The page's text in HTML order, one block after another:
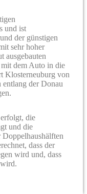
und ist
der günstigen
sehr hoher
ausgebauten
dem Auto in die
Klosterneuburg von
entlang der Donau
die
und die
dass der
wird und, dass